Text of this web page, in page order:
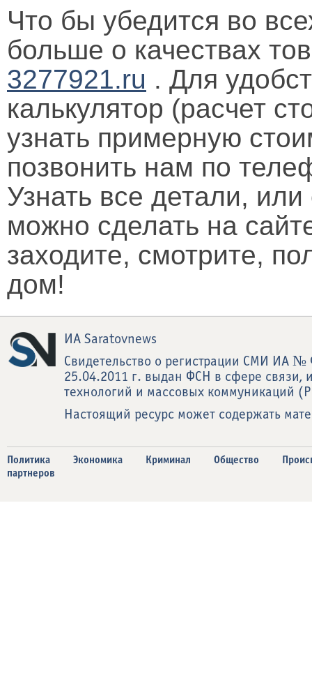
Что бы убедится во
больше о качествах
3277921.ru . Для
калькулятор (расчет
узнать примерную
позвонить нам по
Узнать все детали,
можно сделать на
заходите, смотрите,
дом!
ИА Saratovnews
Свидетельство о регистрации СМИ ИА №
25.04.2011 г. выдан ФСН в сфере связи,
технологий и массовых коммуникаций
Настоящий ресурс может содержать
Политика Экономика Криминал Общество
партнеров